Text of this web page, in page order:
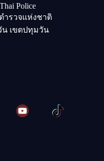
Police
ำรวจแห่งชาติ
เขตปทุมวัน